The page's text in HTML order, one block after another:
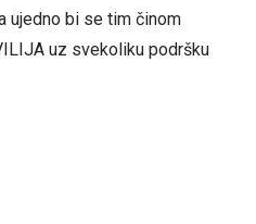
ujedno bi se tim činom
uz svekoliku podršku